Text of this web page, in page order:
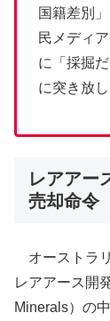
国籍差別
民メディ
に「採掘
に突き放し
レアアー
売却命令
オーストラ
レアアース開
Minerals）の